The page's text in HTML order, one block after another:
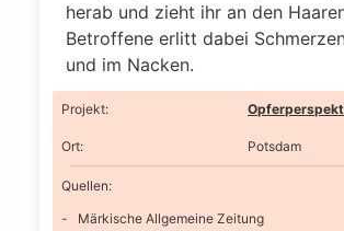
herab und zieht ihr an den
Betroffene erlitt dabei
und im Nacken.
Projekt:
Ort: Potsdam
Quellen:
Märkische Allgemeine Zeitung